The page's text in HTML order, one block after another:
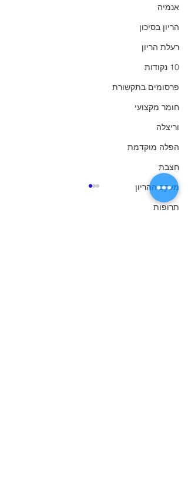
אנמיה
הריון בסיכון
רעלת הריון
10 נקודות
פרסומים בתקשורת
חומר מקצועי
וריצלה
הפלה מוקדמת
חצבת
מעקב ההריון
תרופות